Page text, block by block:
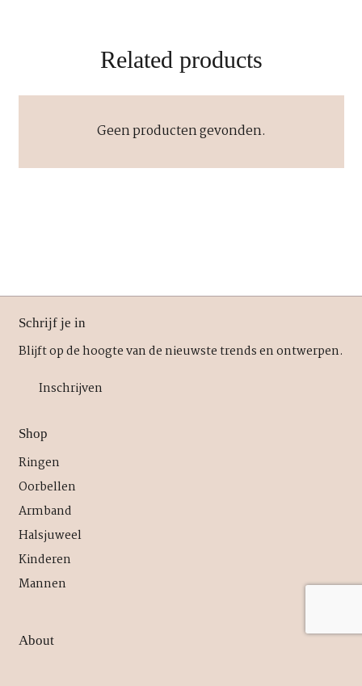
Related products
Geen producten gevonden.
Schrijf je in
Blijft op de hoogte van de nieuwste trends en ontwerpen.
Inschrijven
Shop
Ringen
Oorbellen
Armband
Halsjuweel
Kinderen
Mannen
About